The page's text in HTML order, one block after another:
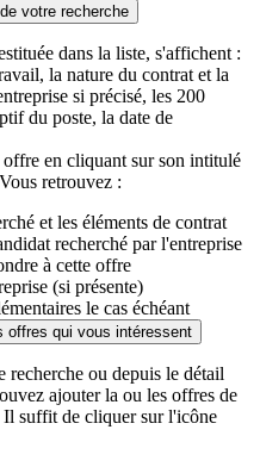
votre recherche
dans la liste, s'affichent :
la nature du contrat et la
si précisé, les 200
du poste, la date de
en cliquant sur son intitulé
retrouvez :
et les éléments de contrat
recherché par l'entreprise
à cette offre
(si présente)
le cas échéant
offres qui vous intéressent
recherche ou depuis le détail
ajouter la ou les offres de
suffit de cliquer sur l'icône